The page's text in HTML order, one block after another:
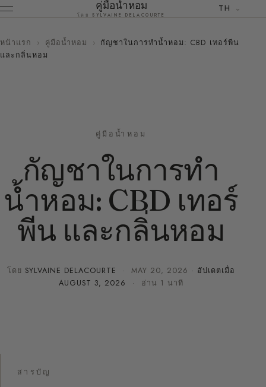
คู่มือน้ำหอม
โดย SYLVAINE DELACOURTE
TH
หน้าแรก › คู่มือน้ำหอม › กัญชาในการทำน้ำหอม: CBD เทอร์พีน
และกลิ่นหอม
คู่มือน้ำหอม
กัญชาในการทำ
น้ำหอม: CBD เทอร์
พีน และกลิ่นหอม
โดย SYLVAINE DELACOURTE ·MAY 20, 2026 · อัปเดตเมื่อ
AUGUST 3, 2026
· อ่าน 1 นาที
สารบัญ